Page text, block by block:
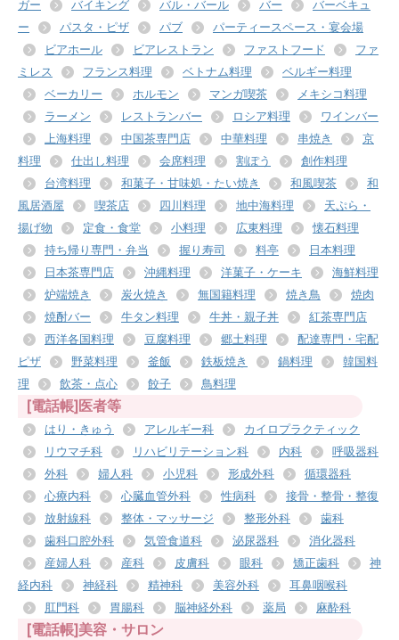
ガー
バイキング バル・バール バー
バーベキュ
ー
パスタ・ピザ パブ
パーティースペース・宴会場
ビアホール
ビアレストラン ファストフード
ファ
ミレス
フランス料理 ベトナム料理
ベルギー料理
ベーカリー
ホルモン マンガ喫茶
メキシコ料理
ラーメン
レストランバー ロシア料理
ワインバー
上海料理
中国茶専門店 中華料理 串焼き
京
料理
仕出し料理 会席料理 割ぽう
創作料理
台湾料理
和菓子・甘味処・たい焼き 和風喫茶
和
風居酒屋
喫茶店 四川料理 地中海料理
天ぷら・
揚げ物
定食・食堂 小料理 広東料理
懐石料理
持ち帰り専門・弁当
握り寿司 料亭
日本料理
日本茶専門店
沖縄料理 洋菓子・ケーキ
海鮮料理
炉端焼き
炭火焼き 無国籍料理 焼き鳥
焼肉
焼酎バー
牛タン料理 牛丼・親子丼
紅茶専門店
西洋各国料理
豆腐料理 郷土料理
配達専門・宅配
ピザ
野菜料理 釜飯 鉄板焼き 鍋料理
韓国料
理
飲茶・点心 餃子 鳥料理
[電話帳]医者等
はり・きゅう アレルギー科
カイロプラクティック
リウマチ科
リハビリテーション科 内科
呼吸器科
外科
婦人科 小児科 形成外科
循環器科
心療内科
心臓血管外科 性病科
接骨・整骨・整復
放射線科
整体・マッサージ 整形外科
歯科
歯科口腔外科
気管食道科 泌尿器科
消化器科
産婦人科
産科 皮膚科 眼科 矯正歯科
神
経内科
神経科 精神科 美容外科
耳鼻咽喉科
肛門科
胃腸科 脳神経外科 薬局 麻酔科
[電話帳]美容・サロン